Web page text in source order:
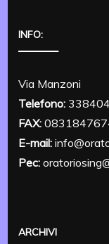
INFO:
Via Manzoni
Telefono:
FAX:
E-mail:
Pec:
ARCHIVI